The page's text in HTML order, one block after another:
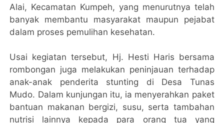
Alai, Kecamatan Kumpeh, yang menurutnya telah
banyak membantu masyarakat maupun pejabat
dalam proses pemulihan kesehatan.
Usai kegiatan tersebut, Hj. Hesti Haris bersama
rombongan juga melakukan peninjauan terhadap
anak-anak penderita stunting di Desa Tunas
Mudo. Dalam kunjungan itu, ia menyerahkan paket
bantuan makanan bergizi, susu, serta tambahan
nutrisi lainnya kepada para orang tua yang